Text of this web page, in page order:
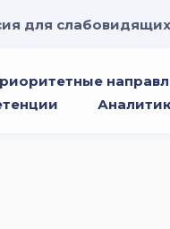
для слабовидящих